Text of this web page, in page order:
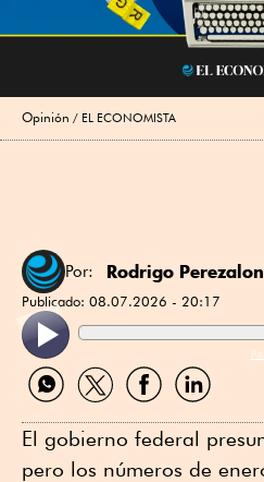
Opinión EL ECONOMISTA
Por: Rodrigo
Publicado: 08.07.2026 - 20:17
Compartir
por
Compartir
por
Compartir
por
Compartir
por
El gobierno federal
pero los números de